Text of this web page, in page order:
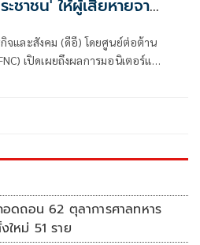
ชาชน' ให้ผู้เสียหายจาก
ฐาน" ระวังสูญเงิน-
จและสังคม (ดีอี) โดยศูนย์ต่อต้าน
เปิดเผยถึงผลการมอนิเตอร์และ
อดถอน 62 ตุลาการศาลทหาร
หม่ 51 ราย